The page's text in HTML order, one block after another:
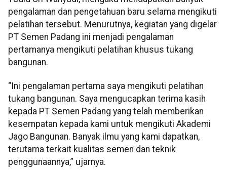
pengalaman dan pengetahuan baru selama mengikuti
pelatihan tersebut. Menurutnya, kegiatan yang digelar
PT Semen Padang ini menjadi pengalaman
pertamanya mengikuti pelatihan khusus tukang
bangunan.
“Ini pengalaman pertama saya mengikuti pelatihan
tukang bangunan. Saya mengucapkan terima kasih
kepada PT Semen Padang yang telah memberikan
kesempatan kepada kami untuk mengikuti Akademi
Jago Bangunan. Banyak ilmu yang kami dapatkan,
terutama terkait kualitas semen dan teknik
penggunaannya,” ujarnya.